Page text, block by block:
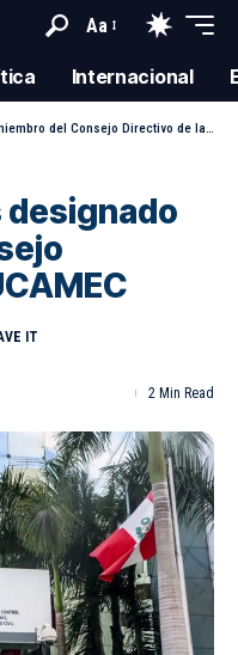
Aa
Internacional
del Consejo Directivo de la SUCAMEC
designado
2 Min Read